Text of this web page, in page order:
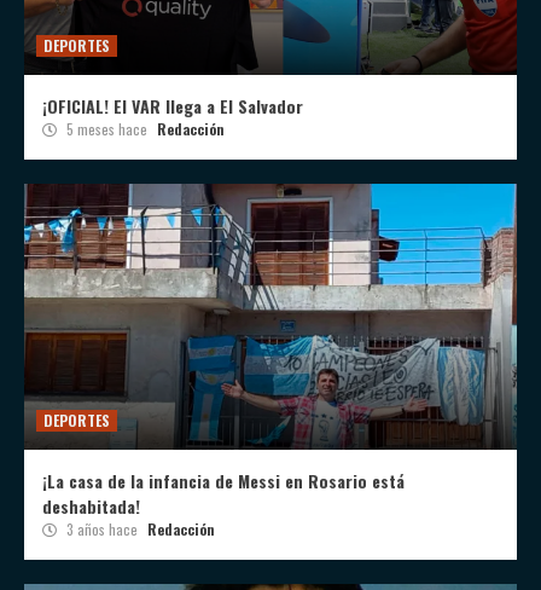
DEPORTES
¡OFICIAL! El VAR llega a El Salvador
5 meses hace Redacción
DEPORTES
¡La casa de la infancia de Messi en Rosario está
deshabitada!
3 años hace Redacción